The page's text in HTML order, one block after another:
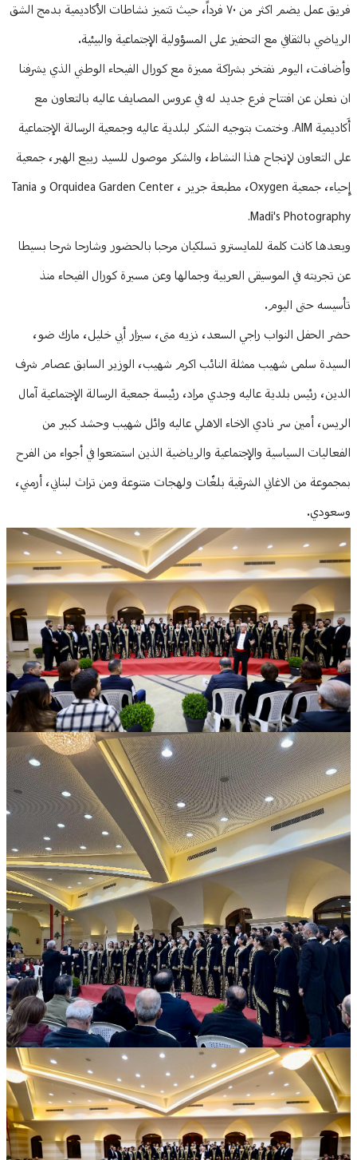
فريق عمل يضم اكثر من ٧٠ فرداً، حيث تتميز نشاطات الأكاديمية بدمج الشق
الرياضي بالثقافي مع التحفيز على المسؤولية الإجتماعية والبيئية.
وأضافت، اليوم نفتخر بشراكة مميزة مع كورال الفيحاء الوطني الذي يشرفنا
ان نعلن عن افتتاح فرع جديد له في عروس المصايف عاليه بالتعاون مع
أَكاديمية AIM. وختمت بتوجيه الشكر لبلدية عاليه وجمعية الرسالة الإجتماعية
على التعاون لإنجاح هذا النشاط، والشكر موصول للسيد ربيع الهبر، جمعية
إِحياء، جمعية Oxygen، مطبعة جرير ، Orquidea Garden Center و Tania
Madi's Photography.
وبعدها كانت كلمة للمايسترو تسلكيان مرحبا بالحضور وشارحا شرحا بسيطا
عن تجربته في الموسيقى العربية وجمالها وعن مسيرة كورال الفيحاء منذ
تأسيسه حتى اليوم.
حضر الحفل النواب راجي السعد، نزيه متى، سيزار أبي خليل، مارك ضو،
السيدة سلمى شهيب ممثلة النائب اكرم شهيب، الوزير السابق عصام شرف
الدين، رئيس بلدية عاليه وجدي مراد، رئيسة جمعية الرسالة الإجتماعية آمال
الريس، أمين سر نادي الاخاء الاهلي عاليه وائل شهيب وحشد كبير من
الفعاليات السياسية والإجتماعية والرياضية الذين استمتعوا في أجواء من الفرح
بمجموعة من الاغاني الشرقية بلغّات ولهجات متنوعة ومن تراث لبناني، أرمني،
وسعودي.